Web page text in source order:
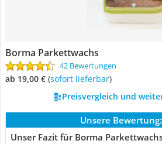
Borma Parkettwachs
42 Bewertungen
ab 19,00 € ( Sofort lieferbar)
Preisvergleich und
Unsere Bewertung:
Unser Fazit für Borma